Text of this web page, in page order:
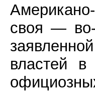
своя —
властей